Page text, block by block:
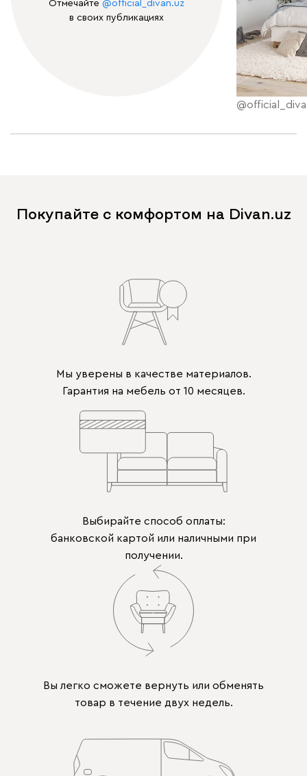
Отмечайте @official_divan.uz
в своих публикациях
Покупайте с комфортом на Divan.uz
Мы уверены в качестве материалов.
Гарантия на мебель от 10 месяцев.
Выбирайте способ оплаты:
банковской картой или наличными при
получении.
Вы легко сможете вернуть или обменять
товар в течение двух недель.